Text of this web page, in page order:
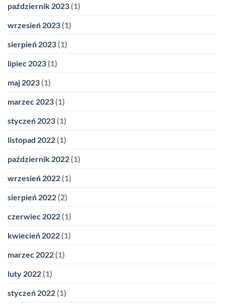
październik 2023 (1)
wrzesień 2023 (1)
sierpień 2023 (1)
lipiec 2023 (1)
maj 2023 (1)
marzec 2023 (1)
styczeń 2023 (1)
listopad 2022 (1)
październik 2022 (1)
wrzesień 2022 (1)
sierpień 2022 (2)
czerwiec 2022 (1)
kwiecień 2022 (1)
marzec 2022 (1)
luty 2022 (1)
styczeń 2022 (1)